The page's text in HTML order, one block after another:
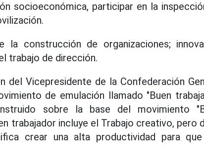
socioeconómica, participar en la
la construcción de organizaciones;
trabajo de dirección.
del Vicepresidente de la Confederación
de emulación llamado "Buen
sobre la base del movimiento
trabajador incluye el Trabajo creativo, pero
crear una alta productividad para